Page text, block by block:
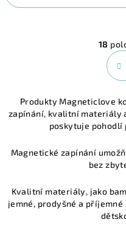
18
Produkty Magneticlove
zapínání, kvalitní materiály
poskytuje pohodlí
Magnetické zapínání
bez
Kvalitní materiály, jako
jemné, prodyšné a